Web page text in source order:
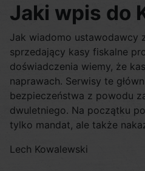
Jaki wpis do
Jak wiadomo ustawodawcy
sprzedający kasy fiskalne
doświadczenia wiemy, że
naprawach. Serwisy te
bezpieczeństwa z powodu
dwuletniego. Na początku
tylko mandat, ale także
Lech Kowalewski